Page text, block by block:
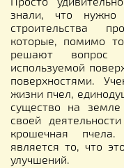
знали, что нужно
строительства
которые, помимо
решают вопрос
используемой
поверхностями.
жизни пчел,
существо на
своей
крошечная
является то, что
улучшений.